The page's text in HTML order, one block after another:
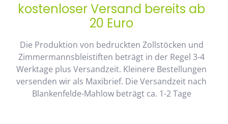
kostenloser Versand bereits ab
20 Euro
Die Produktion von bedruckten Zollstöcken und
Zimmermannsbleistiften beträgt in der Regel 3-4
Werktage plus Versandzeit. Kleinere Bestellungen
versenden wir als Maxibrief. Die Versandzeit nach
Blankenfelde-Mahlow beträgt ca. 1-2 Tage